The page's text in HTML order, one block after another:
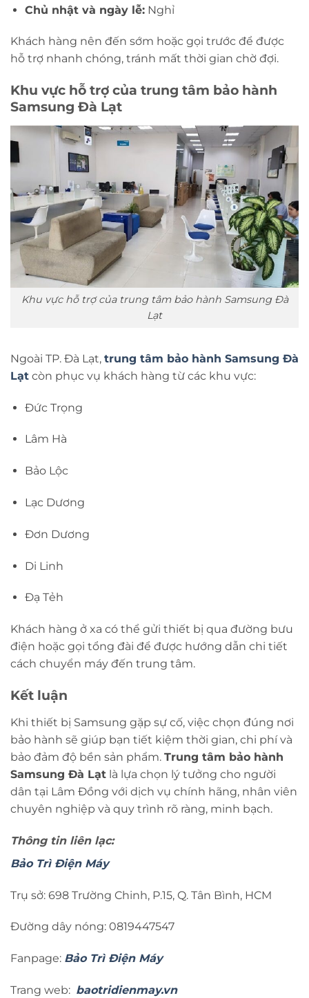
Chủ nhật và ngày lễ:Nghỉ
Khách hàng nên đến sớm hoặc gọi trước để được
hỗ trợ nhanh chóng, tránh mất thời gian chờ đợi.
Khu vực hỗ trợ của trung tâm bảo hành
Samsung Đà Lạt
Khu vực hỗ trợ của trung tâm bảo hành Samsung Đà
Lạt
Ngoài TP. Đà Lạt, trung tâm bảo hành Samsung Đà
Lạt còn phục vụ khách hàng từ các khu vực:
Đức Trọng
Lâm Hà
Bảo Lộc
Lạc Dương
Đơn Dương
Di Linh
Đạ Tẻh
Khách hàng ở xa có thể gửi thiết bị qua đường bưu
điện hoặc gọi tổng đài để được hướng dẫn chi tiết
cách chuyển máy đến trung tâm.
Kết luận
Khi thiết bị Samsung gặp sự cố, việc chọn đúng nơi
bảo hành sẽ giúp bạn tiết kiệm thời gian, chi phí và
bảo đảm độ bền sản phẩm. Trung tâm bảo hành
Samsung Đà Lạt là lựa chọn lý tưởng cho người
dân tại Lâm Đồng với dịch vụ chính hãng, nhân viên
chuyên nghiệp và quy trình rõ ràng, minh bạch.
Thông tin liên lạc:
Bảo Trì Điện Máy
Trụ sở: 698 Trường Chinh, P.15, Q. Tân Bình, HCM
Đường dây nóng: 0819447547
Fanpage: Bảo Trì Điện Máy
Trang web: baotridienmay.vn